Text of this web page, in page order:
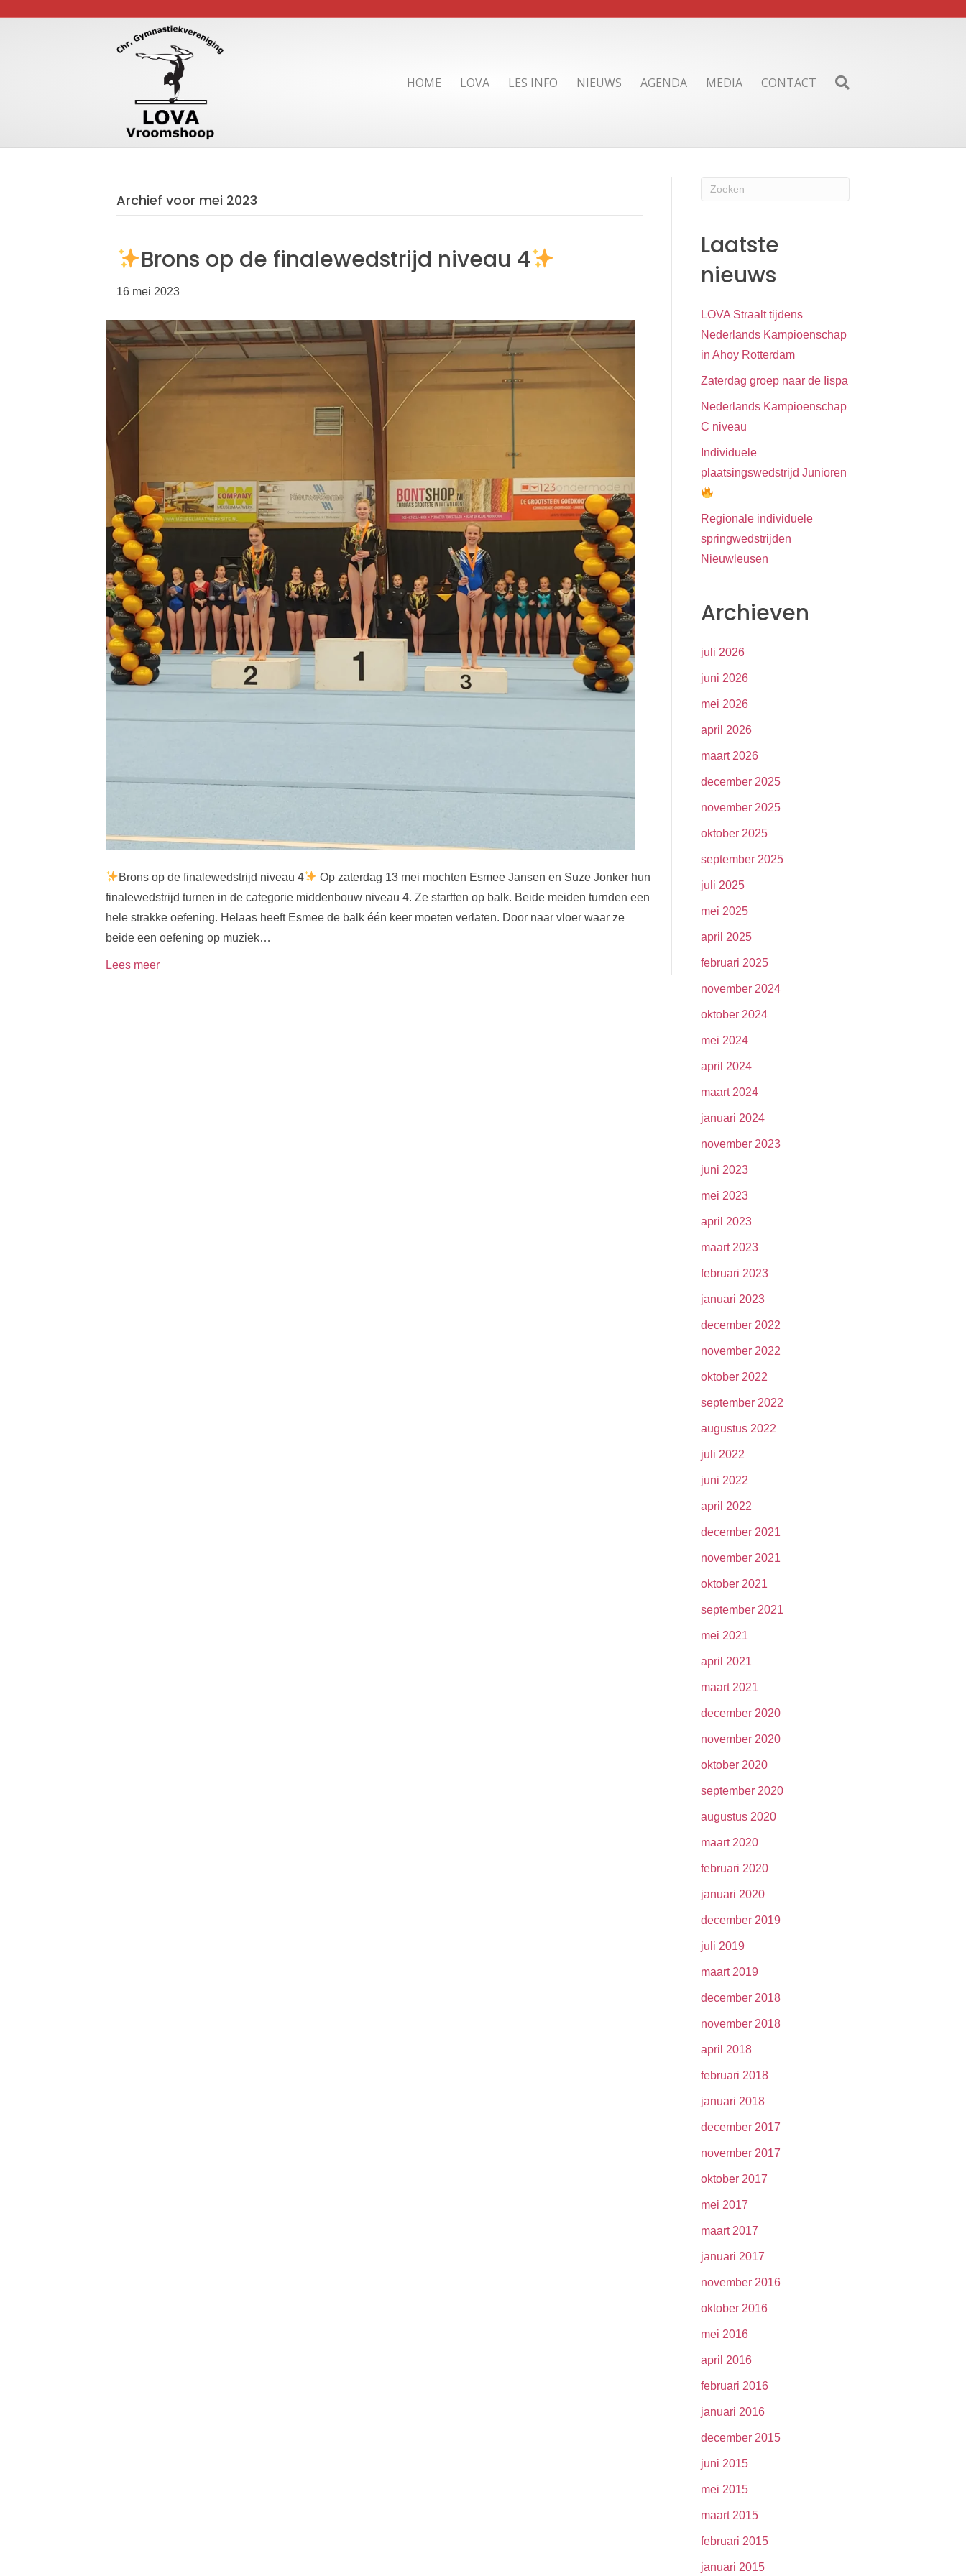
HOME LOVA LES INFO NIEUWS AGENDA MEDIA CONTACT
Archief voor mei 2023
Brons op de finalewedstrijd niveau 4
16 mei 2023
Brons op de finalewedstrijd niveau 4
Op zaterdag 13 mei mochten Esmee Jansen en Suze Jonker hun
finalewedstrijd turnen in de categorie middenbouw niveau 4. Ze startten op balk. Beide meiden turnden een
hele strakke oefening. Helaas heeft Esmee de balk één keer moeten verlaten. Door naar vloer waar ze
beide een oefening op muziek…
Lees meer
Laatste
nieuws
LOVA Straalt tijdens
Nederlands Kampioenschap
in Ahoy Rotterdam
Zaterdag groep naar de Iispa
Nederlands Kampioenschap
C niveau
Individuele
plaatsingswedstrijd Junioren
Regionale individuele
springwedstrijden
Nieuwleusen
Archieven
juli 2026
juni 2026
mei 2026
april 2026
maart 2026
december 2025
november 2025
oktober 2025
september 2025
juli 2025
mei 2025
april 2025
februari 2025
november 2024
oktober 2024
mei 2024
april 2024
maart 2024
januari 2024
november 2023
juni 2023
mei 2023
april 2023
maart 2023
februari 2023
januari 2023
december 2022
november 2022
oktober 2022
september 2022
augustus 2022
juli 2022
juni 2022
april 2022
december 2021
november 2021
oktober 2021
september 2021
mei 2021
april 2021
maart 2021
december 2020
november 2020
oktober 2020
september 2020
augustus 2020
maart 2020
februari 2020
januari 2020
december 2019
juli 2019
maart 2019
december 2018
november 2018
april 2018
februari 2018
januari 2018
december 2017
november 2017
oktober 2017
mei 2017
maart 2017
januari 2017
november 2016
oktober 2016
mei 2016
april 2016
februari 2016
januari 2016
december 2015
juni 2015
mei 2015
maart 2015
februari 2015
januari 2015